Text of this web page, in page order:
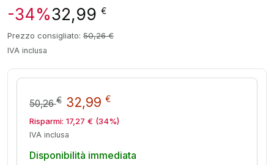
-34%32,99 €
Prezzo consigliato: 50,26€
IVA inclusa
50,26€ Il prezzo originale era: 50,26
32,99 €Il prezzo attuale è:
Risparmi: 17,27 € (34%)
IVA inclusa
Disponibilità immediata